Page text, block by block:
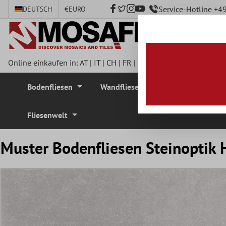
springen
DEUTSCH €EURO Service-Hotline
Online einkaufen in:AT| IT| CH | FR |
Bodenfliesen Wandfliesen
Fliesenwelt
Muster Bodenfliesen Steinoptik